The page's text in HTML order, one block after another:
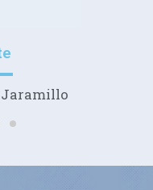
Jaramillo